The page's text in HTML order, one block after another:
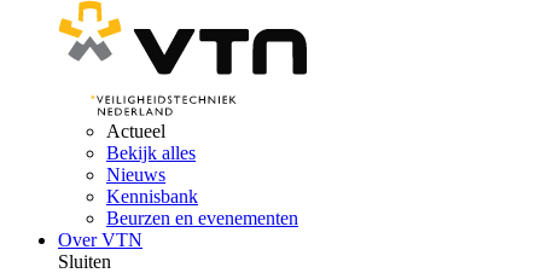
Actueel
Bekijk alles
Nieuws
Kennisbank
Beurzen en evenementen
Over VTN
Sluiten